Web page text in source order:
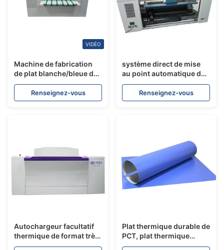
VIDÉO
Machine de fabrication
de plat blanche/bleue de
CTCP 29 PPH système de
chargement automatique
Renseignez-vous
système direct de mise
au point automatique de
conducteur de
déroulement des
opérations PCT de
Renseignez-vous
Autochargeur facultatif
thermique de format très
grand d'imprimante du
Plat thermique durable de
PCT, plat thermique
200LPI de Digital de